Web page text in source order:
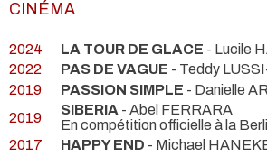
CINÉMA
2024 LA TOUR DE GLACE - Lucile
2022
PAS DE VAGUE - Teddy
2019
PASSION SIMPLE - Danielle
2019
SIBERIA - Abel FERRARA
En compétition officielle à la
2017
HAPPY END - Michael